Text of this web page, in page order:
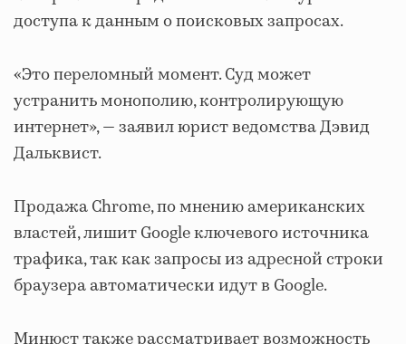
доступа к данным о поисковых запросах.
«Это переломный момент. Суд может
устранить монополию, контролирующую
интернет», — заявил юрист ведомства Дэвид
Дальквист.
Продажа Chrome, по мнению американских
властей, лишит Google ключевого источника
трафика, так как запросы из адресной строки
браузера автоматически идут в Google.